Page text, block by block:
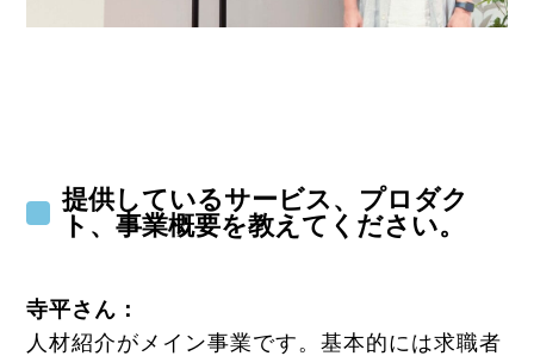
提供しているサービス、プロダク
ト、事業概要を教えてください。
寺平さん：
人材紹介がメイン事業です。基本的には求職者